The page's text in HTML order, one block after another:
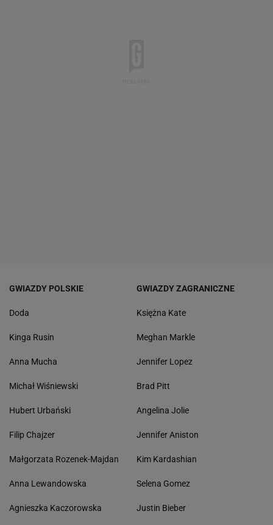
GWIAZDY POLSKIE
Doda
Kinga Rusin
Anna Mucha
Michał Wiśniewski
Hubert Urbański
Filip Chajzer
Małgorzata Rozenek-Majdan
Anna Lewandowska
Agnieszka Kaczorowska
GWIAZDY ZAGRANICZNE
Księżna Kate
Meghan Markle
Jennifer Lopez
Brad Pitt
Angelina Jolie
Jennifer Aniston
Kim Kardashian
Selena Gomez
Justin Bieber